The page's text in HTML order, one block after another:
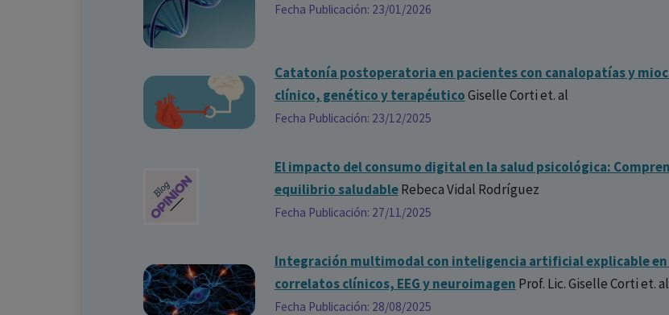
Fecha Publicación: 23/01/2026
Catatonía postoperatoria en pacientes con canalopatías y
clínico, genético y terapéuticoGiselle Cortiet. al
Fecha Publicación: 23/12/2025
El impacto del consumo digital en la salud psicológica:
equilibrio saludableRebeca Vidal Rodríguez
Fecha Publicación: 27/11/2025
Integración multimodal con inteligencia artificial explicable
correlatos clínicos, EEG y neuroimagen Prof. Lic. Giselle Cortiet. al
Fecha Publicación: 28/08/2025